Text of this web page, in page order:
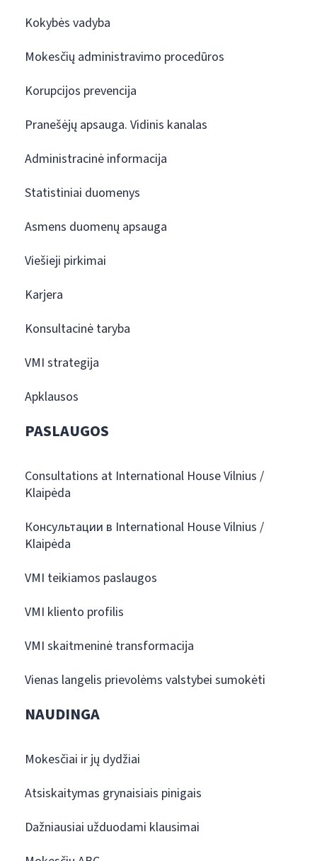
Kokybės vadyba
Mokesčių administravimo procedūros
Korupcijos prevencija
Pranešėjų apsauga. Vidinis kanalas
Administracinė informacija
Statistiniai duomenys
Asmens duomenų apsauga
Viešieji pirkimai
Karjera
Konsultacinė taryba
VMI strategija
Apklausos
PASLAUGOS
Consultations at International House Vilnius /
Klaipėda
Консультации в International House Vilnius /
Klaipėda
VMI teikiamos paslaugos
VMI kliento profilis
VMI skaitmeninė transformacija
Vienas langelis prievolėms valstybei sumokėti
NAUDINGA
Mokesčiai ir jų dydžiai
Atsiskaitymas grynaisiais pinigais
Dažniausiai užduodami klausimai